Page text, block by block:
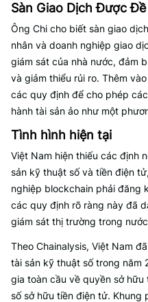
Sàn Giao Dịch Được
Ông Chi cho biết sàn giao
nhân và doanh nghiệp giao
giám sát của nhà nước, đảm
và giảm thiểu rủi ro. Thêm
các quy định để cho phép
hành tài sản ảo như một
Tình hình hiện tại
Việt Nam hiện thiếu các định
sản kỹ thuật số và tiền điện
nghiệp blockchain phải đăng
các quy định rõ ràng này đã
giám sát thị trường trong
Theo Chainalysis, Việt Nam
tài sản kỹ thuật số trong
gia toàn cầu về quyền sở hữu
số sở hữu tiền điện tử. Khung